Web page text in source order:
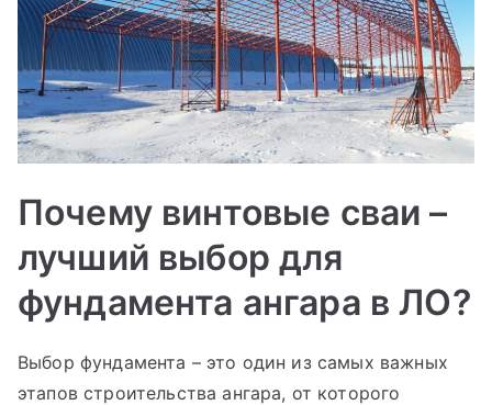
Почему винтовые сваи –
лучший выбор для
фундамента ангара в ЛО?
Выбор фундамента – это один из самых важных
этапов строительства ангара, от которого